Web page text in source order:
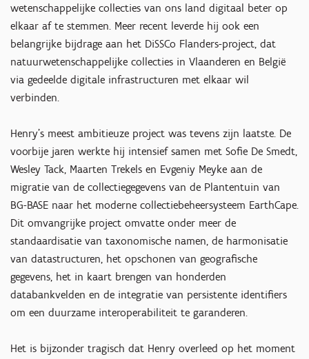
wetenschappelijke collecties van ons land digitaal beter op
elkaar af te stemmen. Meer recent leverde hij ook een
belangrijke bijdrage aan het DiSSCo Flanders-project, dat
natuurwetenschappelijke collecties in Vlaanderen en België
via gedeelde digitale infrastructuren met elkaar wil
verbinden.
Henry's meest ambitieuze project was tevens zijn laatste. De
voorbije jaren werkte hij intensief samen met Sofie De Smedt,
Wesley Tack, Maarten Trekels en Evgeniy Meyke aan de
migratie van de collectiegegevens van de Plantentuin van
BG-BASE naar het moderne collectiebeheersysteem EarthCape.
Dit omvangrijke project omvatte onder meer de
standaardisatie van taxonomische namen, de harmonisatie
van datastructuren, het opschonen van geografische
gegevens, het in kaart brengen van honderden
databankvelden en de integratie van persistente identifiers
om een duurzame interoperabiliteit te garanderen.
Het is bijzonder tragisch dat Henry overleed op het moment